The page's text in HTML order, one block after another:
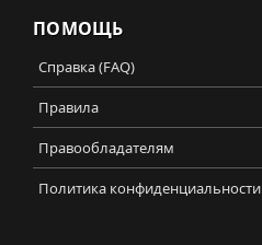
ПОМОЩЬ
Справка (FAQ)
Правила
Правообладателям
Политика конфиденциальности